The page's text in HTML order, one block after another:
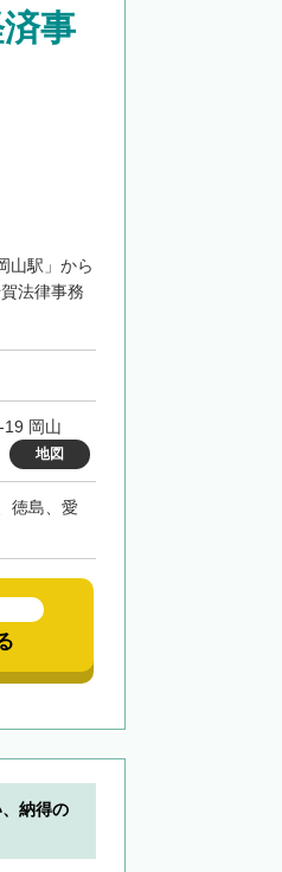
事
山駅」から
法律事務
岡山
地図
徳島、愛
納得の